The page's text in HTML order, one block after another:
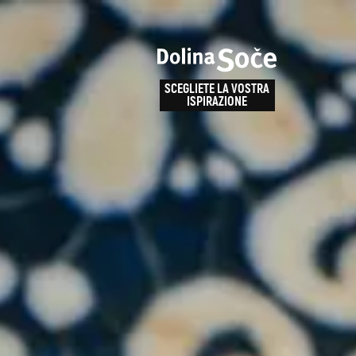
SCEGLIETE LA VOSTRA
ISPIRAZIONE
Come arrivare